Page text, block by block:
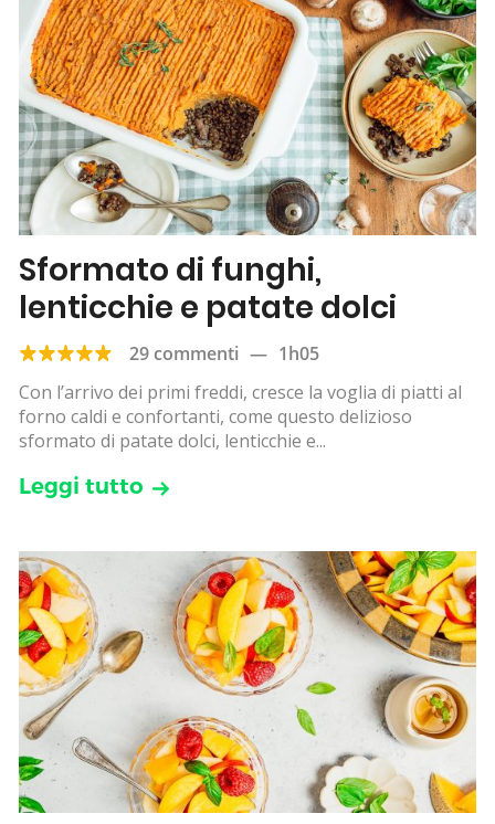
Sformato di funghi,
lenticchie e patate dolci
29 commenti — 1h05
Con l’arrivo dei primi freddi, cresce la voglia di piatti al
forno caldi e confortanti, come questo delizioso
sformato di patate dolci, lenticchie e...
Leggi tutto